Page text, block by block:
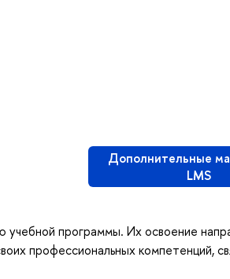
Дополнительные
LMS
учебной программы. Их освоение
профессиональных компетенций,